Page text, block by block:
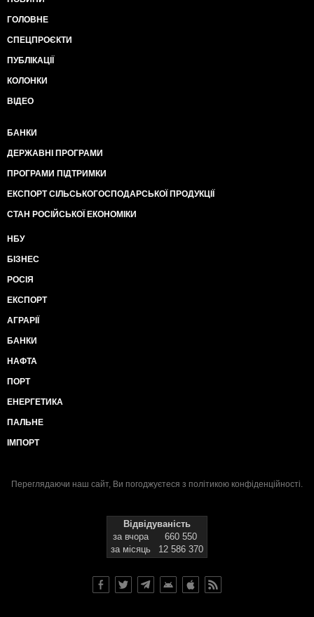
ГОЛОВНЕ
СПЕЦПРОЄКТИ
ПУБЛІКАЦІЇ
КОЛОНКИ
ВІДЕО
БАНКИ
ДЕРЖАВНІ ПРОГРАМИ
ПРОГРАМИ ПІДТРИМКИ
ЕКСПОРТ СІЛЬСЬКОГОСПОДАРСЬКОЇ ПРОДУКЦІЇ
СТАН РОСІЙСЬКОЇ ЕКОНОМІКИ
НБУ
БІЗНЕС
РОСІЯ
ЕКСПОРТ
АГРАРІЇ
БАНКИ
НАФТА
ПОРТ
ЕНЕРГЕТИКА
ПАЛЬНЕ
ІМПОРТ
Переглядаючи наш сайт, Ви погоджуєтеся з політикою конфіденційності.
Відвідуваність
за вчора
660 550
за місяць
12 586 370